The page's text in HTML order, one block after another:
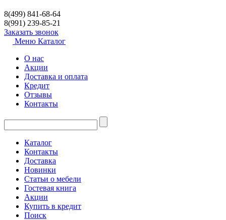
8(499) 841-68-64
8(991) 239-85-21
Заказать звонок
Меню Каталог
О нас
Акции
Доставка и оплата
Кредит
Отзывы
Контакты
Каталог
Контакты
Доставка
Новинки
Статьи о мебели
Гостевая книга
Акции
Купить в кредит
Поиск